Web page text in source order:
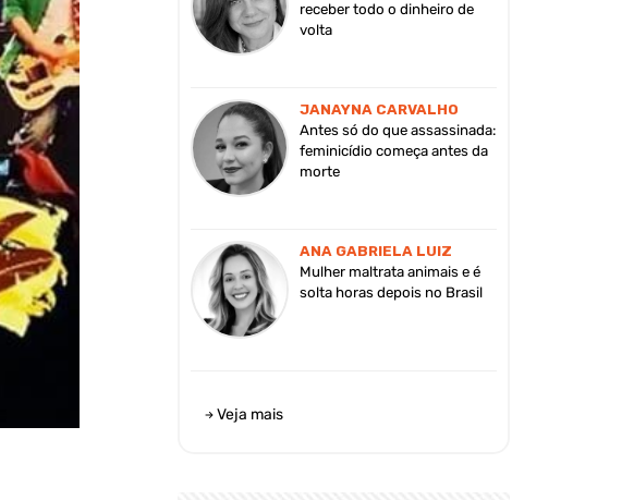
receber todo o dinheiro de
volta
JANAYNA CARVALHO
Antes só do que assassinada:
feminicídio começa antes da
morte
ANA GABRIELA LUIZ
Mulher maltrata animais e é
solta horas depois no Brasil
Veja mais